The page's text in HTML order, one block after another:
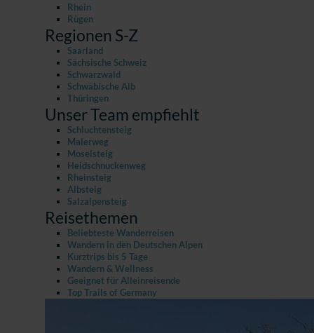
Rhein
Rügen
Regionen S-Z
Saarland
Sächsische Schweiz
Schwarzwald
Schwäbische Alb
Thüringen
Unser Team empfiehlt
Schluchtensteig
Malerweg
Moselsteig
Heidschnuckenweg
Rheinsteig
Albsteig
Salzalpensteig
Reisethemen
Beliebteste Wanderreisen
Wandern in den Deutschen Alpen
Kurztrips bis 5 Tage
Wandern & Wellness
Geeignet für Alleinreisende
Top Trails of Germany